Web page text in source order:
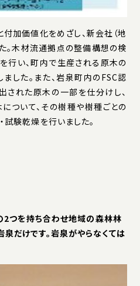
加価値化をめざし、新会社（地
。木材流通拠点の整備構想の検
行い、町内で生産される原木の
した。また、岩泉町内のFSC認
された原木の一部を仕分けし、
ついて、その樹種や樹種ごとの
験乾燥を行いました。
2つを持ち合わせ地域の森林林
だけです。岩泉がやらなくては